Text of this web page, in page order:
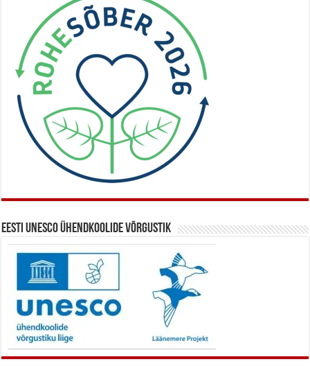
Eesti UNESCO ühendkoolide võrgustik